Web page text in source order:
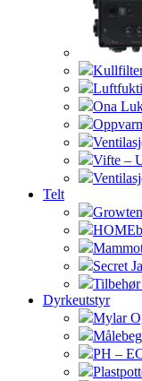
Ona
Vifte –
Telt
Secret
Tilbehør
Dyrkeutstyr
Mylar
PH –